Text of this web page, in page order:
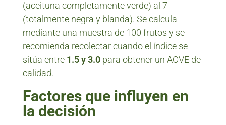
(aceituna completamente verde) al 7
(totalmente negra y blanda). Se calcula
mediante una muestra de 100 frutos y se
recomienda recolectar cuando el índice se
sitúa entre 1.5 y 3.0para obtener un AOVE de
calidad.
Factores que influyen en
la decisión